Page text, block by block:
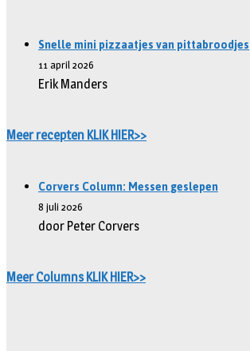
Snelle mini pizzaatjes van pittabroodjes
11 april 2026
Erik Manders
Meer recepten KLIK HIER>>
Corvers Column: Messen geslepen
8 juli 2026
door Peter Corvers
Meer Columns KLIK HIER>>